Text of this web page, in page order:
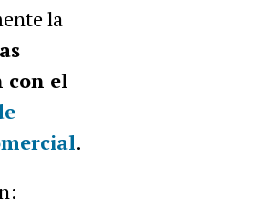
la
con el
.